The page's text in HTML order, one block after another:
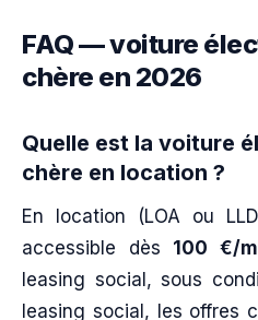
FAQ — voiture
chère en 2026
Quelle est la voiture
chère en location ?
En location (LOA ou
accessible dès 100 €/
leasing social, sous
leasing social, les offres